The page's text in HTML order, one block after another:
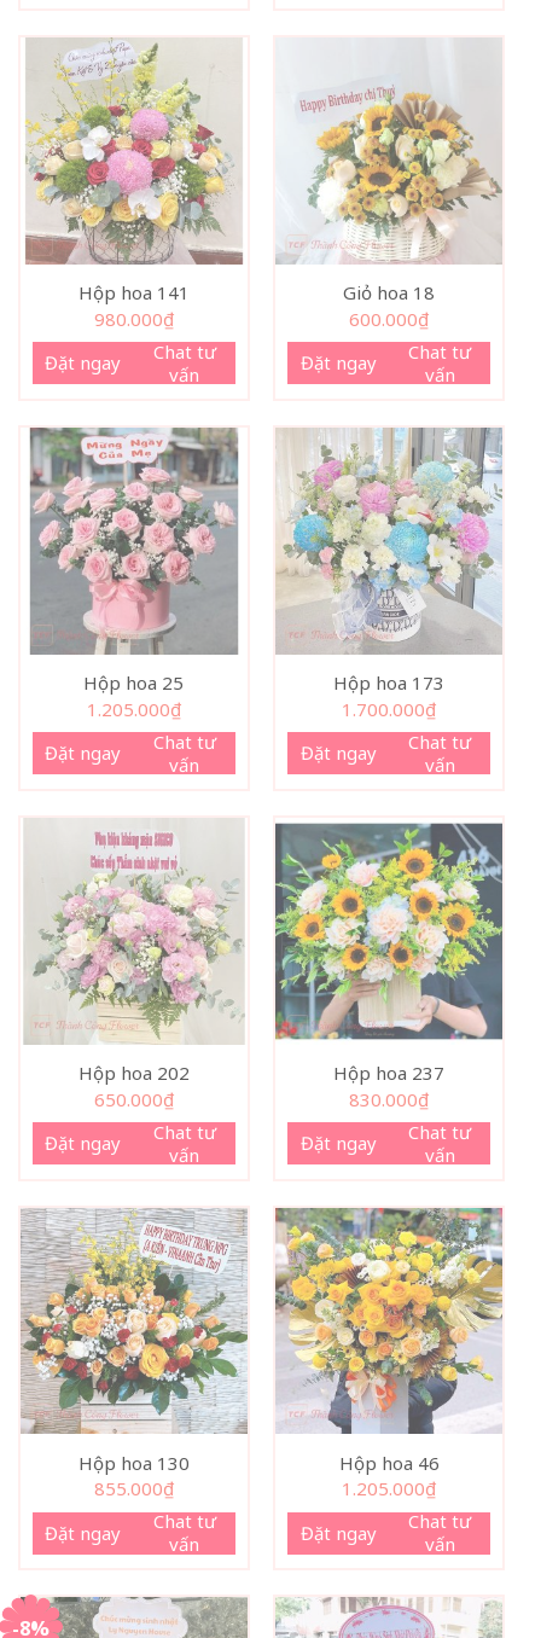
Hộp hoa 141
980.000₫
Đặt ngay
Chat tư
vấn
Giỏ hoa 18
600.000₫
Đặt ngay
Chat tư
vấn
Hộp hoa 25
1.205.000₫
Đặt ngay
Chat tư
vấn
Hộp hoa 173
1.700.000₫
Đặt ngay
Chat tư
vấn
Hộp hoa 202
650.000₫
Đặt ngay
Chat tư
vấn
Hộp hoa 237
830.000₫
Đặt ngay
Chat tư
vấn
Hộp hoa 130
855.000₫
Đặt ngay
Chat tư
vấn
Hộp hoa 46
1.205.000₫
Đặt ngay
Chat tư
vấn
-8%